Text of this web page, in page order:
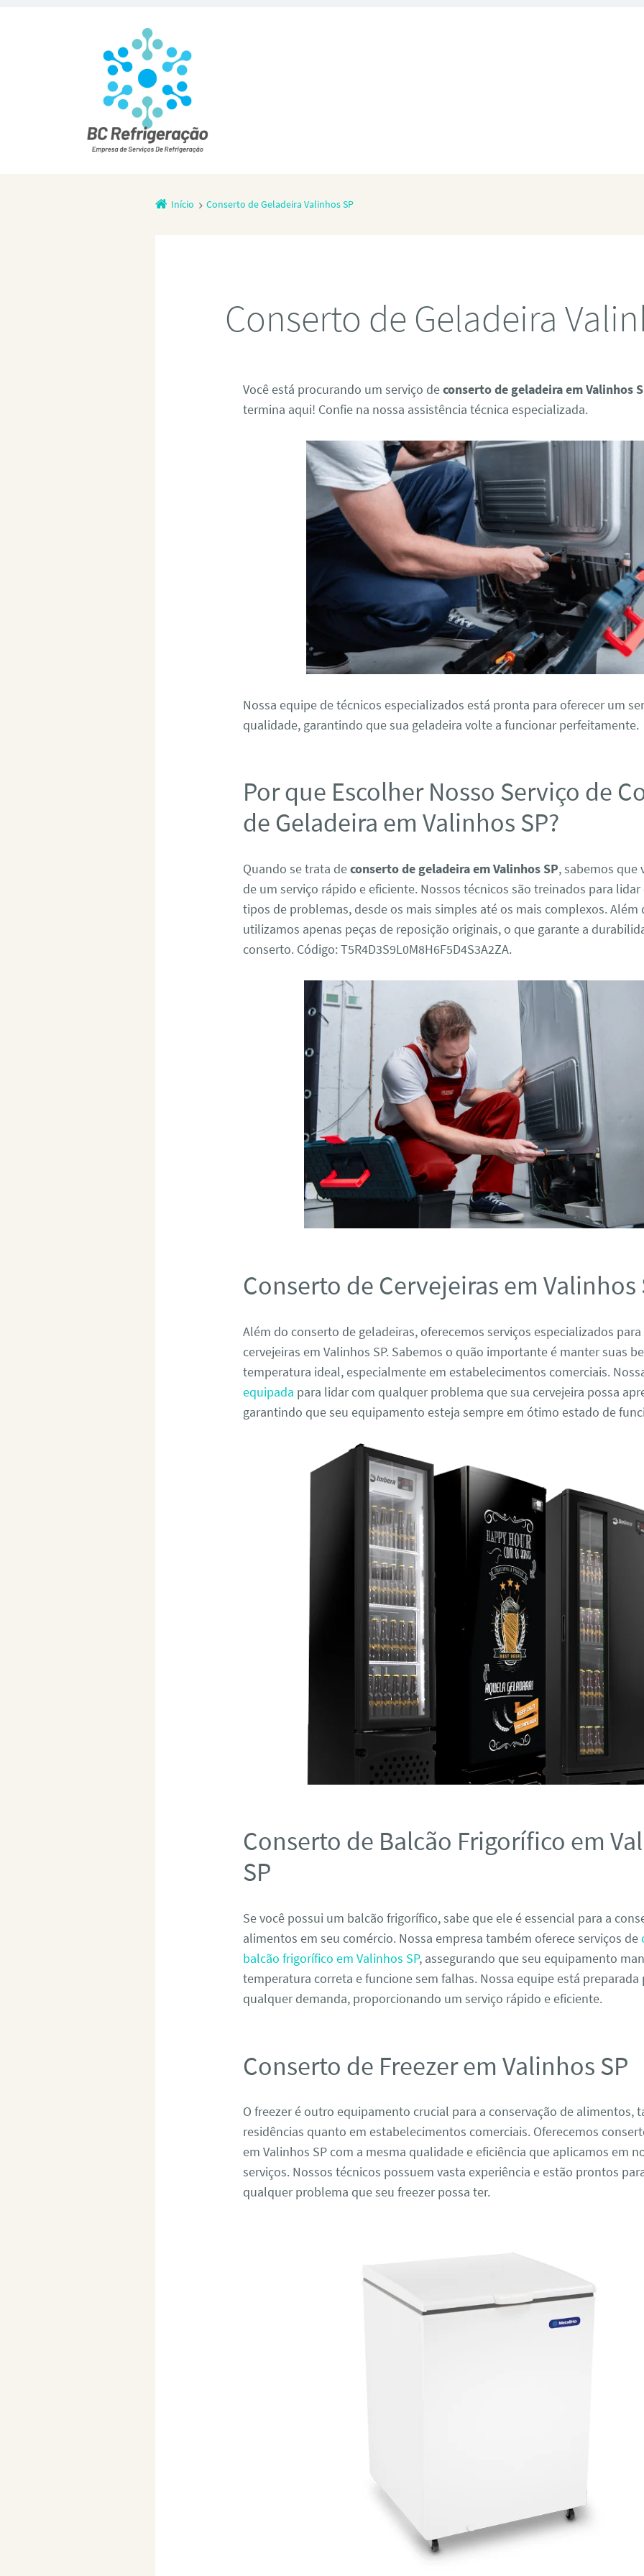
Início Conserto de Geladeira Valinhos SP
Conserto de Geladeira
Você está procurando um serviço deconserto de geladeira em Valinhos
termina aqui! Confie na nossa assistência técnica especializada.
Nossa equipe de técnicos especializados está pronta para oferecer um
qualidade, garantindo que sua geladeira volte a funcionar perfeitamente.
Por que Escolher Nosso Serviço de
de Geladeira em Valinhos SP?
Quando se trata deconserto de geladeira em Valinhos SP, sabemos que
de um serviço rápido e eficiente. Nossos técnicos são treinados para
tipos de problemas, desde os mais simples até os mais complexos. Além
utilizamos apenas peças de reposição originais, o que garante a
conserto. Código: T5R4D3S9L0M8H6F5D4S3A2ZA.
Conserto de Cervejeiras em Valinhos
Além do conserto de geladeiras, oferecemos serviços especializados
cervejeiras em Valinhos SP. Sabemos o quão importante é manter suas
temperatura ideal, especialmente em estabelecimentos comerciais.
equipada para lidar com qualquer problema que sua cervejeira possa
garantindo que seu equipamento esteja sempre em ótimo estado de
Conserto de Balcão Frigorífico em
SP
Se você possui um balcão frigorífico, sabe que ele é essencial para a
alimentos em seu comércio. Nossa empresa também oferece serviços de
balcão frigorífico em Valinhos SP, assegurando que seu equipamento
temperatura correta e funcione sem falhas. Nossa equipe está preparada
qualquer demanda, proporcionando um serviço rápido e eficiente.
Conserto de Freezer em Valinhos SP
O freezer é outro equipamento crucial para a conservação de alimentos,
residências quanto em estabelecimentos comerciais. Oferecemos
em Valinhos SP com a mesma qualidade e eficiência que aplicamos em
serviços. Nossos técnicos possuem vasta experiência e estão prontos
qualquer problema que seu freezer possa ter.